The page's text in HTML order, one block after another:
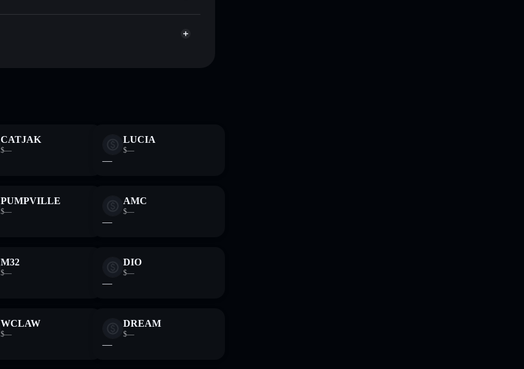
Solflare-
CATJAK
$—
LUCIA
$—
—
PUMPVILLE
$—
AMC
$—
—
M32
$—
DIO
$—
—
WCLAW
$—
DREAM
$—
—